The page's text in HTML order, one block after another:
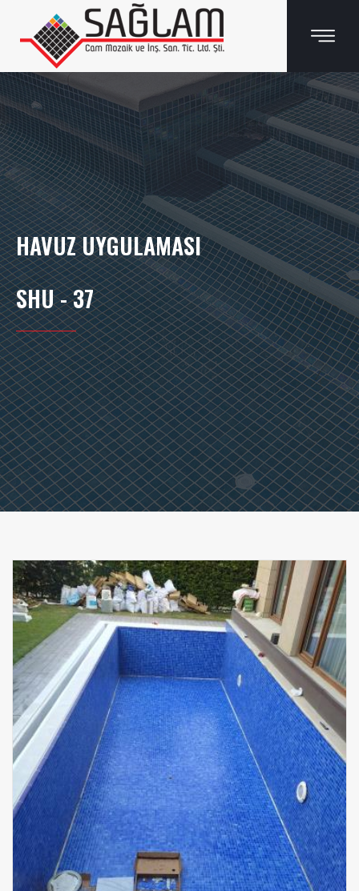
HAVUZ UYGULAMASI
SHU - 37